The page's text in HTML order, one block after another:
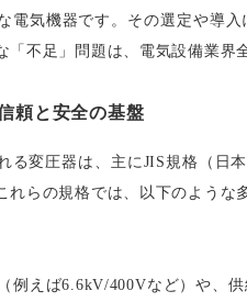
電気機器です。その選定や導
「不足」問題は、電気設備業界
頼と安全の基盤
る変圧器は、主にJIS 規格（日
れらの規格では、以下のような
例えば6.6kV/400Vなど）や、